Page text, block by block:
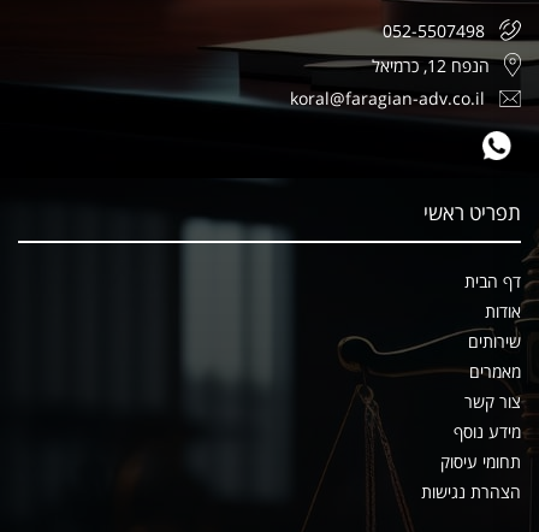
052-5507498
הנפח 12, כרמיאל
koral@faragian-adv.co.il
תפריט ראשי
דף הבית
אודות
שירותים
מאמרים
צור קשר
מידע נוסף
תחומי עיסוק
הצהרת נגישות